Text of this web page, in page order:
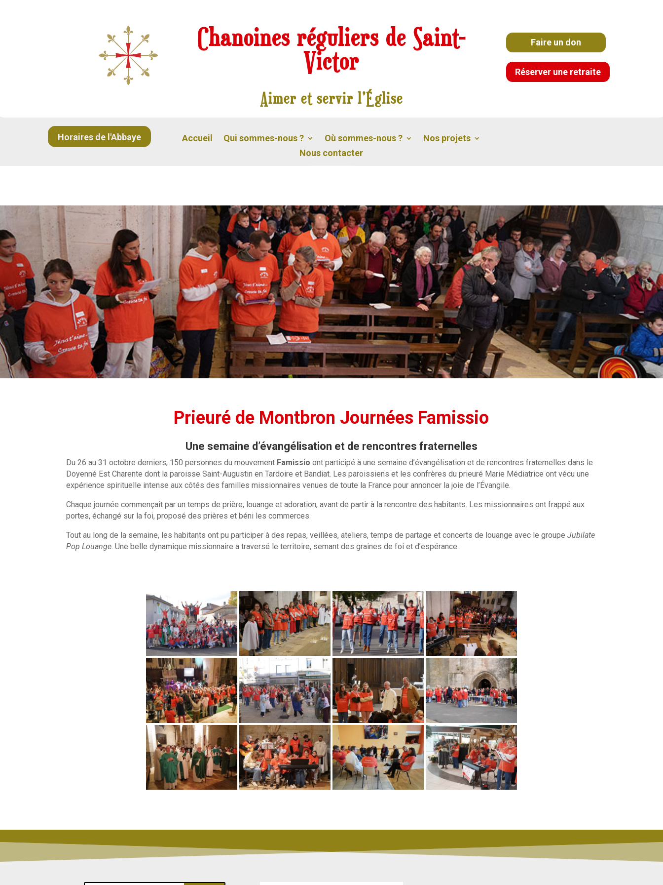
Chanoines réguliers de Saint-
Victor
Aimer et servir l’Église
Faire un don
Réserver une retraite
Horaires de l'Abbaye Accueil Qui sommes-nous ? Où sommes-nous ?
Nos projets
Nous contacter
Prieuré de Montbron Journées Famissio
Une semaine d’évangélisation et de rencontres fraternelles
Du 26 au 31 octobre derniers, 150 personnes du mouvement Famissio ont participé à une semaine d’évangélisation et de rencontres fraternelles dans le
Doyenné Est Charente dont la paroisse Saint-Augustin en Tardoire et Bandiat. Les paroissiens et les confrères du prieuré Marie Médiatrice ont vécu une
expérience spirituelle intense aux côtés des familles missionnaires venues de toute la France pour annoncer la joie de l’Évangile.
Chaque journée commençait par un temps de prière, louange et adoration, avant de partir à la rencontre des habitants. Les missionnaires ont frappé aux
portes, échangé sur la foi, proposé des prières et béni les commerces.
Tout au long de la semaine, les habitants ont pu participer à des repas, veillées, ateliers, temps de partage et concerts de louange avec le groupeJubilate
Pop Louange. Une belle dynamique missionnaire a traversé le territoire, semant des graines de foi et d’espérance.